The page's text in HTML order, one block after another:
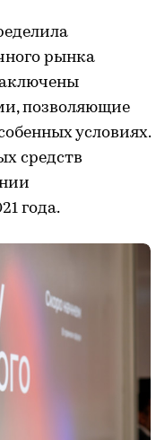
рынка
позволяющие
условиях.
средств
года.